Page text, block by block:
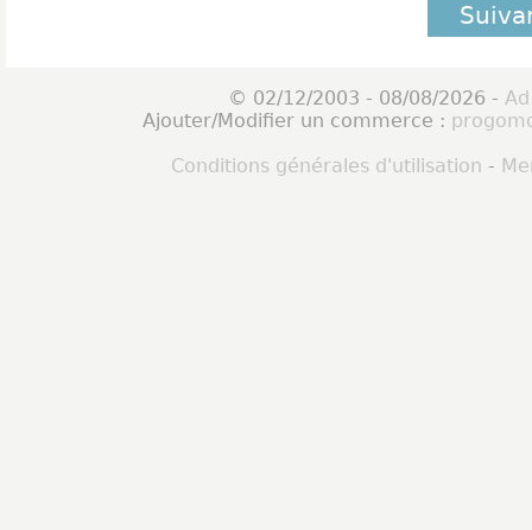
© 02/12/2003 - 08/08/2026 -
Ajouter/Modifier un commerce :
Conditions générales d'utilisation -